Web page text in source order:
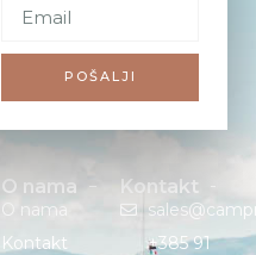
POŠALJI
O nama
O nama
Kontakt
Kontakt
+385 91